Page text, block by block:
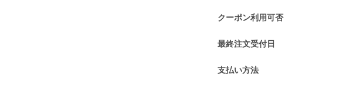
クーポン利用可否
最終注文受付日
支払い方法